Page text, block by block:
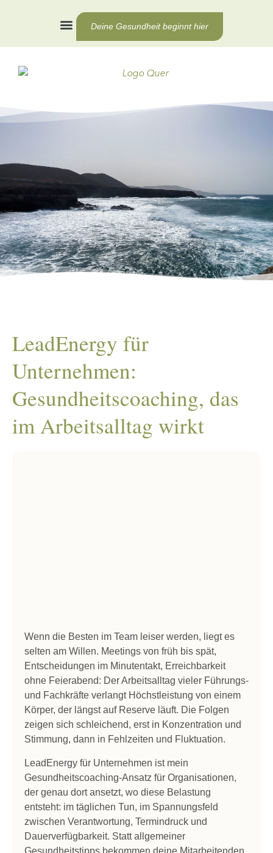
Deine Gesundheit beginnt hier
LeadEnergy für
Unternehmen:
Gesundheitscoaching, das
im Arbeitsalltag wirkt
Wenn die Besten im Team leiser werden, liegt es
selten am Willen. Meetings von früh bis spät,
Entscheidungen im Minutentakt, Erreichbarkeit
ohne Feierabend: Der Arbeitsalltag vieler Führungs-
und Fachkräfte verlangt Höchstleistung von einem
Körper, der längst auf Reserve läuft. Die Folgen
zeigen sich schleichend, erst in Konzentration und
Stimmung, dann in Fehlzeiten und Fluktuation.
LeadEnergy für Unternehmen ist mein
Gesundheitscoaching-Ansatz für Organisationen,
der genau dort ansetzt, wo diese Belastung
entsteht: im täglichen Tun, im Spannungsfeld
zwischen Verantwortung, Termindruck und
Dauerverfügbarkeit. Statt allgemeiner
Gesundheitstipps bekommen deine Mitarbeitenden